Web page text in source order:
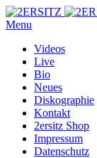
Menu
Videos
Live
Bio
Neues
Diskographie
Kontakt
2ersitz Shop
Impressum
Datenschutz